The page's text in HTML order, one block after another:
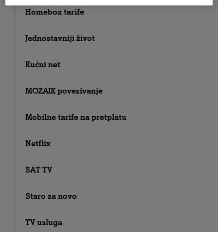
Homebox tarife
Jednostavniji život
Kućni net
MOZAIK povezivanje
Mobilne tarife na pretplatu
Netflix
SAT TV
Staro za novo
TV usluga